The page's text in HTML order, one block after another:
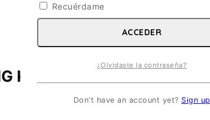
KC/RC-135 ESC 1/72
Recuérdame
ACCEDER
¿Olvidaste la contraseña?
Don't have an account yet? Sign up